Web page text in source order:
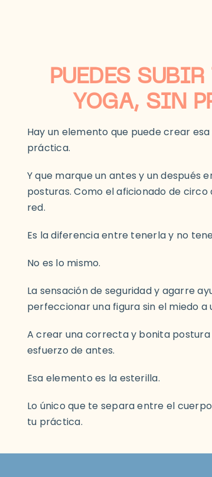
PUEDES
YOGA, SIN
Hay un elemento que puede crear
práctica.
Y que marque un antes y un después
posturas. Como el aficionado de
red.
Es la diferencia entre tenerla y no
No es lo mismo.
La sensación de seguridad y agarre
perfeccionar una figura sin el miedo a
A crear una correcta y bonita
esfuerzo de antes.
Esa elemento es la esterilla.
Lo único que te separa entre el
tu práctica.